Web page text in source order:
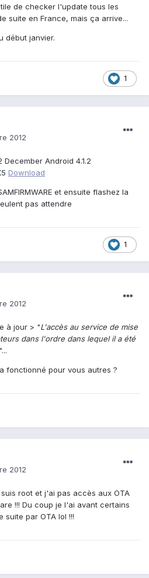
de checker l'update tous les
suite en France, mais ça arrive...
début janvier.
1
2012
December Android 4.1.2
Download
et ensuite flashez la
pas attendre
1
2012
à jour > "L'accès au service de mise
dans l'ordre dans lequel il a été
fonctionné pour vous autres ?
2012
root et j'ai pas accès aux OTA
!!! Du coup je l'ai avant certains
suite par OTA lol !!!